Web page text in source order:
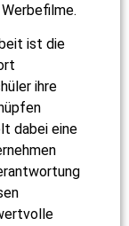
ist die
ihre
dabei eine